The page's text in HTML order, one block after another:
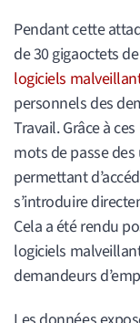
Pendant cette
de 30 gigaoctets
logiciels
personnels des
Travail. Grâce à
mots de passe
permettant
s’introduire
Cela a été rendu
logiciels
demandeurs